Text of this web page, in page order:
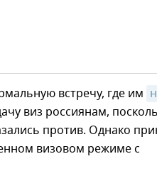
встречу, где им
виз россиянам,
против. Однако
визовом режиме с